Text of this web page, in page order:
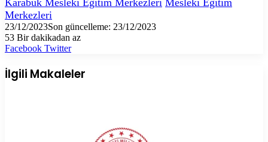
Merkezleri
23/12/2023Son güncelleme: 23/12/2023
53 Bir dakikadan az
Facebook TwitterLinkedIn
Tumblr
Pinterest
Reddit
VKontakte
E-
ile
paylaş
Yazdır
İlgili Makaleler